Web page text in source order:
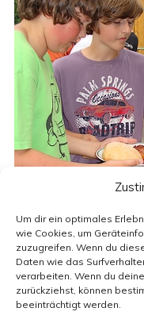
Um dir ein optimales
wie Cookies, um
zuzugreifen. Wenn du
Daten wie das
verarbeiten. Wenn du
zurückziehst, können
beeinträchtigt werden.